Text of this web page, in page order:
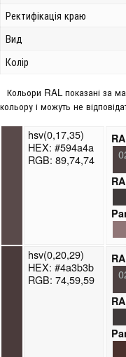
Ректифікація краю
Вид
Колір
Кольори RAL показані за
кольору і можуть не
hsv(0,17,35)
HEX: #594a4a
RGB: 89,74,74
hsv(0,20,29)
HEX: #4a3b3b
RGB: 74,59,59